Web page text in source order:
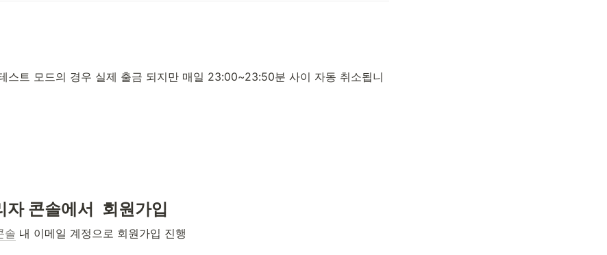
스트 모드의 경우 실제 출금 되지만 매일 23:00~23:50분 사이 자동 취소됩니
자 콘솔에서  회원가입
솔 내 이메일 계정으로 회원가입 진행